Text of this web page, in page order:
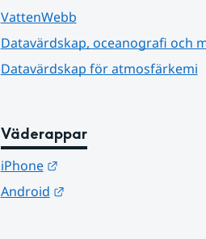
VattenWebb
Datavärdskap, oceanografi och
Datavärdskap för atmosfärkemi
Väderappar
iPhone
Länk till annan
Android
Länk till annan